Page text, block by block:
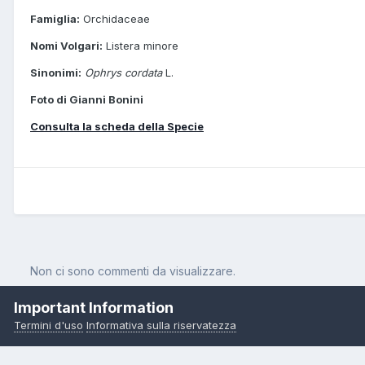
Famiglia: Orchidaceae
Nomi Volgari: Listera minore
Sinonimi: Ophrys cordataL.
Foto di Gianni Bonini
Consulta la scheda della Specie
Non ci sono commenti da visualizzare.
Pagina Iniziale Orchidee Listera cordata (L.) R.Br.
Important Information
Termini d'uso Informativa sulla riservatezza